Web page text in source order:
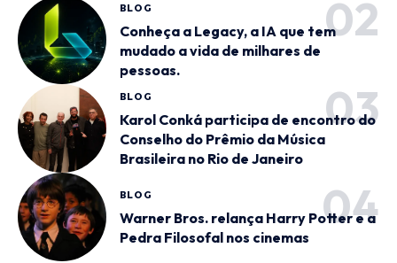
BLOG
Conheça a Legacy, a IA que tem
mudado a vida de milhares de
pessoas.
BLOG
Karol Conká participa de encontro do
Conselho do Prêmio da Música
Brasileira no Rio de Janeiro
BLOG
Warner Bros. relança Harry Potter e a
Pedra Filosofal nos cinemas